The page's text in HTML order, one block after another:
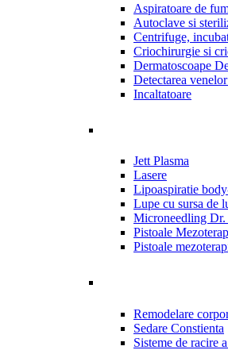
Aspiratoare de
Autoclave si
Centrifuge,
Criochirurgie si
Dermatoscoape
Detectarea
Incaltatoare
Jett Plasma
Lasere
Lipoaspiratie
Lupe cu sursa de
Microneedling Dr.
Pistoale
Pistoale
Remodelare
Sedare Constienta
Sisteme de racire